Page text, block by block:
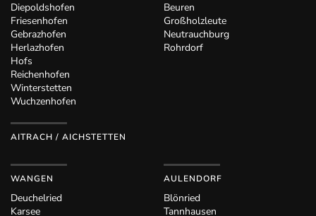
Diepoldshofen
Friesenhofen
Gebrazhofen
Herlazhofen
Hofs
Reichenhofen
Winterstetten
Wuchzenhofen
AITRACH / AICHSTETTEN
Beuren
Großholzleute
Neutrauchburg
Rohrdorf
WANGEN
Deuchelried
Karsee
AULENDORF
Blönried
Tannhausen